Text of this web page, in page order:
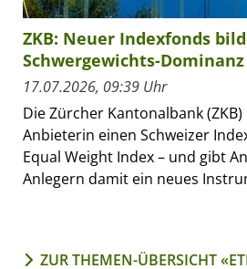
ZKB: Neuer Indexfonds
Schwergewichts-
17.07.2026, 09:39 Uhr
Die Zürcher Kantonalbank
Anbieterin einen Schweizer
Equal Weight Index – und gibt
Anlegern damit ein neues
ZUR THEMEN-ÜBERSICHT